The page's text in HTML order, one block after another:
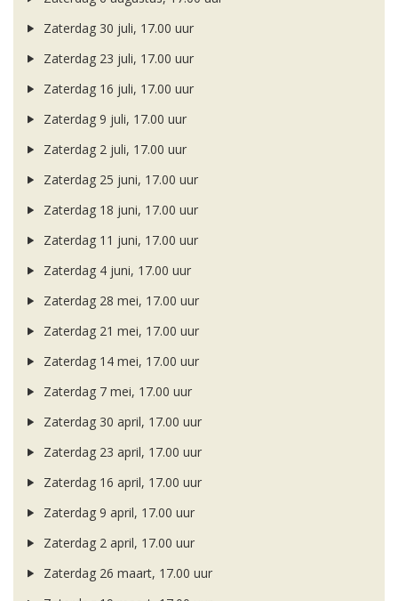
Zaterdag 30 juli, 17.00 uur
Zaterdag 23 juli, 17.00 uur
Zaterdag 16 juli, 17.00 uur
Zaterdag 9 juli, 17.00 uur
Zaterdag 2 juli, 17.00 uur
Zaterdag 25 juni, 17.00 uur
Zaterdag 18 juni, 17.00 uur
Zaterdag 11 juni, 17.00 uur
Zaterdag 4 juni, 17.00 uur
Zaterdag 28 mei, 17.00 uur
Zaterdag 21 mei, 17.00 uur
Zaterdag 14 mei, 17.00 uur
Zaterdag 7 mei, 17.00 uur
Zaterdag 30 april, 17.00 uur
Zaterdag 23 april, 17.00 uur
Zaterdag 16 april, 17.00 uur
Zaterdag 9 april, 17.00 uur
Zaterdag 2 april, 17.00 uur
Zaterdag 26 maart, 17.00 uur